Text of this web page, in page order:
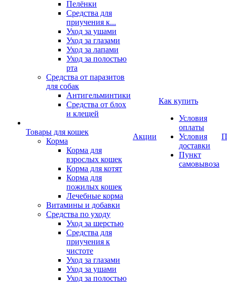
Пелёнки
Средства для
приучения к...
Уход за ушами
Уход за глазами
Уход за лапами
Уход за полостью
рта
Средства от паразитов
для собак
Антигельминтики
Средства от блох
и клещей
Товары для кошек
Корма
Корма для
взрослых кошек
Корма для котят
Корма для
пожилых кошек
Лечебные корма
Витамины и добавки
Средства по уходу
Уход за шерстью
Средства для
приучения к
чистоте
Уход за глазами
Уход за ушами
Уход за полостью
Акции
Как купить
Условия
оплаты
Условия
доставки
Пункт
самовывоза